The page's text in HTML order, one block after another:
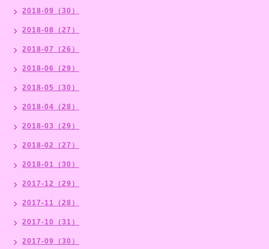
2018-09（30）
2018-08（27）
2018-07（26）
2018-06（29）
2018-05（30）
2018-04（28）
2018-03（29）
2018-02（27）
2018-01（30）
2017-12（29）
2017-11（28）
2017-10（31）
2017-09（30）